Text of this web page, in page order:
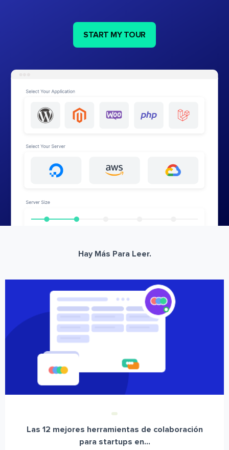
START MY TOUR
Hay Más Para Leer.
Las 12 mejores herramientas de colaboración
para startups en...